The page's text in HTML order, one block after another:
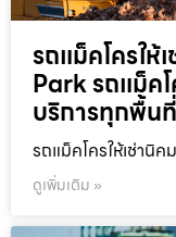
รถแม็คโครใ
Park รถแม็คโ
บริการทุกพื้น
รถแม็คโครให้เช่านิ
ดูเพิ่มเติม »